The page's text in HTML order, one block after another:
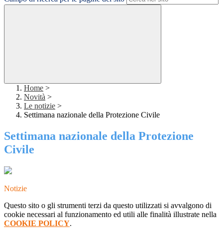
Home >
Novità >
Le notizie >
Settimana nazionale della Protezione Civile
Settimana nazionale della Protezione
Civile
Notizie
Questo sito o gli strumenti terzi da questo utilizzati si avvalgono di
cookie necessari al funzionamento ed utili alle finalità illustrate nella
COOKIE POLICY.